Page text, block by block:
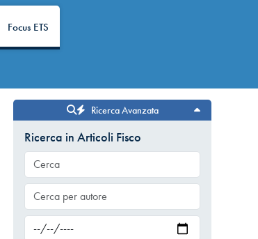
Focus ETS
Ricerca Avanzata
Ricerca in Articoli Fisco